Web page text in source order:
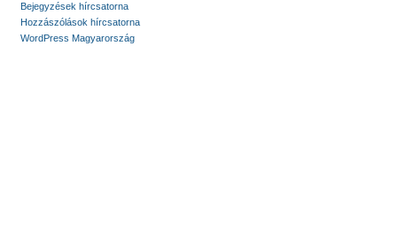
Bejegyzések hírcsatorna
Hozzászólások hírcsatorna
WordPress Magyarország